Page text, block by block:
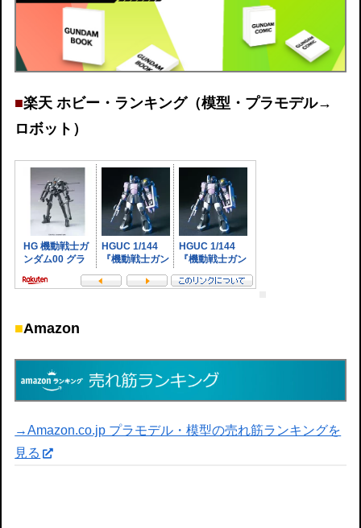
■楽天 ホビー・ランキング（模型・プラモデル→
ロボット）
■Amazon
→Amazon.co.jp プラモデル・模型の売れ筋ランキングを
見る